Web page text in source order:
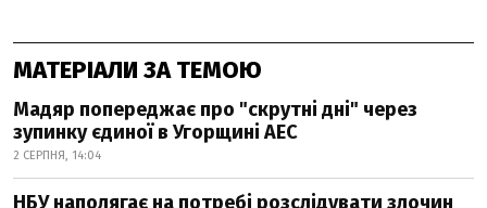
МАТЕРІАЛИ ЗА ТЕМОЮ
Мадяр попереджає про "скрутні дні" через
зупинку єдиної в Угорщині АЕС
2 СЕРПНЯ, 14:04
НБУ наполягає на потребі розслідувати злочин